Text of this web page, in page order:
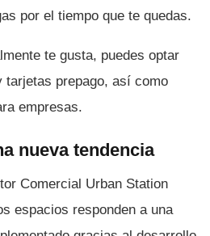
por el tiempo que te quedas.
te gusta, puedes optar
tarjetas prepago, así­ como
empresas.
nueva tendencia
Comercial Urban Station
espacios responden a una